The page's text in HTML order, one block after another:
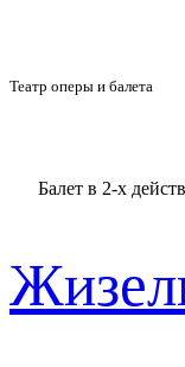
Балет в 2-х
Театр оперы и балета